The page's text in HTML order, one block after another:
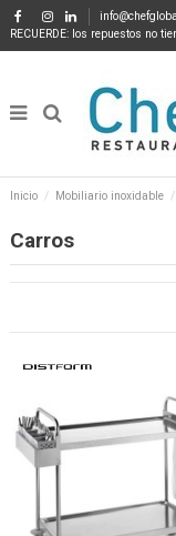
RECUERDE: los repuestos no
Inicio Mobiliario inoxidable
Carros